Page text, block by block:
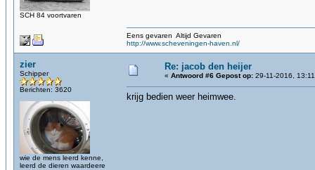
SCH 84 voortvaren
Eens gevaren Altijd Gevaren
http://www.scheveningen-haven.nl/
zier
Schipper
Berichten: 3620
wie de mens leerd kenne,
leerd de dieren waardeere
Re: jacob den heijer
« Antwoord #6 Gepost op: 29-11-2016,
krijg bedien weer heimwee.